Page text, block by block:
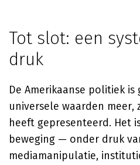
Tot slot: een
druk
De Amerikaanse politiek
universele waarden meer,
heeft gepresenteerd. Het
beweging — onder druk
mediamanipulatie,